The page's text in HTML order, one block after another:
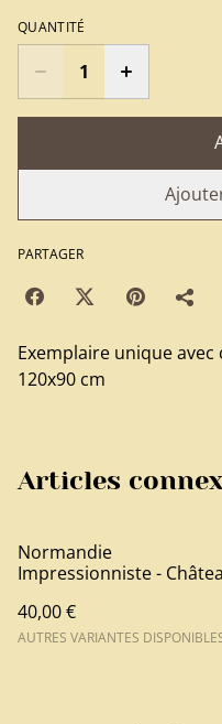
QUANTITÉ
PARTAGER
Exemplaire unique
120x90 cm
Articles
Normandie
Impressionniste -
40,00 €
AUTRES VARIANTES